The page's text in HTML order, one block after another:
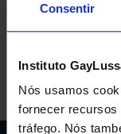
Consentir
Instituto
Nós usamos
fornecer
tráfego. Nós
ANTERIOR